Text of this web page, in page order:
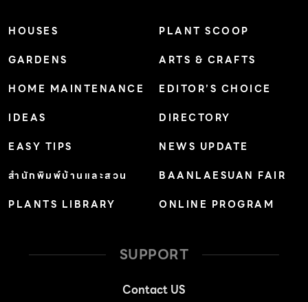
HOUSES
GARDENS
HOME MAINTENANCE
IDEAS
EASY TIPS
สำนักพิมพ์บ้านและสวน
PLANTS LIBRARY
PLANT SCOOP
ARTS & CRAFTS
EDITOR’S CHOICE
DIRECTORY
NEWS UPDATE
BAANLAESUAN FAIR
ONLINE PROGRAM
SUPPORT
Contact US